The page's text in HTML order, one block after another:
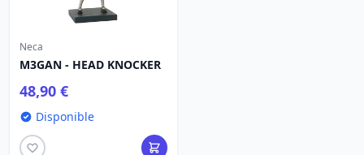
Neca
M3GAN - HEAD KNOCKER
48,90 €
Disponible